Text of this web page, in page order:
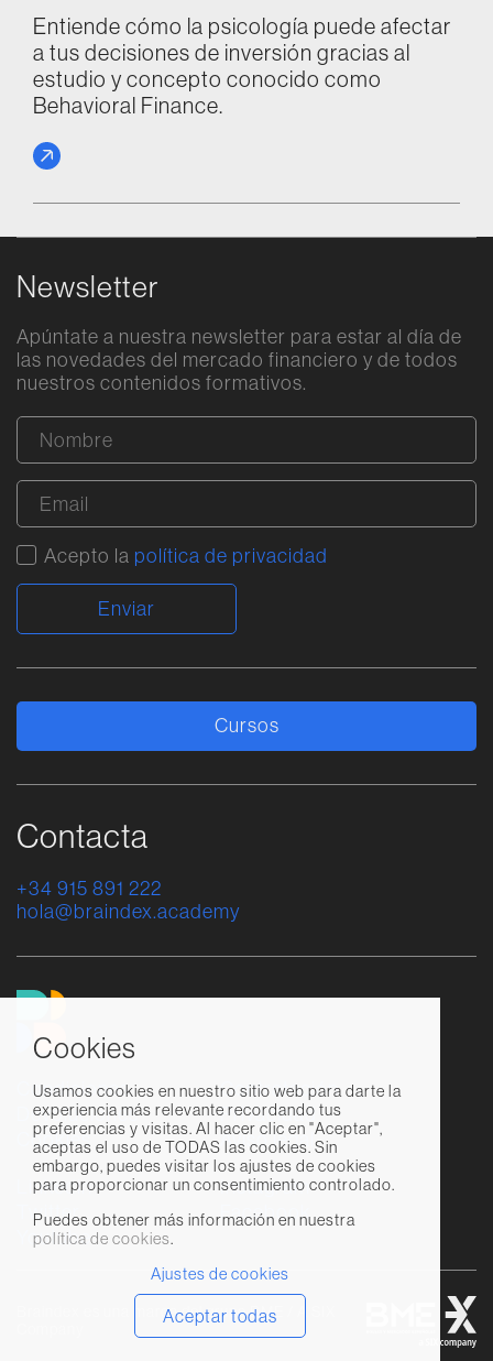
Entiende cómo la psicología puede afectar
a tus decisiones de inversión gracias al
estudio y concepto conocido como
Behavioral Finance.
Newsletter
Apúntate a nuestra newsletter para estar al día de
las novedades del mercado financiero y de todos
nuestros contenidos formativos.
Acepto la política de privacidad
Contacta
+34 915 891 222
hola@braindex.academy
Cursos
Condiciones
Contratación
Devoluciones
Privacidad
Cookies
Aviso legal
Linkedin
Twitter
Youtube
Instagram
Facebook
Braindex es una marca del grupo BME / A SIX
Cookies
Usamos cookies en nuestro sitio web para darte la
experiencia más relevante recordando tus
preferencias y visitas. Al hacer clic en "Aceptar",
aceptas el uso de TODAS las cookies. Sin
embargo, puedes visitar los ajustes de cookies
para proporcionar un consentimiento controlado.
Puedes obtener más información en nuestra
política de cookies.
Ajustes de cookies
Aceptar todas